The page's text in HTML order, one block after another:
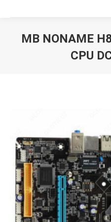
MB NONAME
CPU